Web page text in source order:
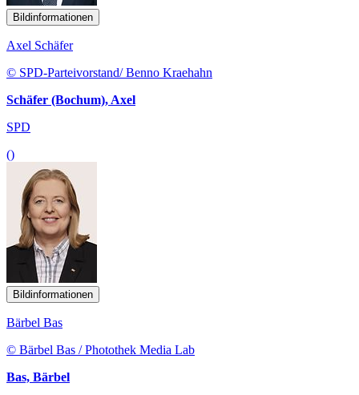
Bildinformationen
Axel Schäfer
© SPD-Parteivorstand/ Benno Kraehahn
Schäfer (Bochum), Axel
SPD
()
Bildinformationen
Bärbel Bas
© Bärbel Bas / Photothek Media Lab
Bas, Bärbel